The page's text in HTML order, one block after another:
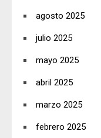
agosto 2025
julio 2025
mayo 2025
abril 2025
marzo 2025
febrero 2025